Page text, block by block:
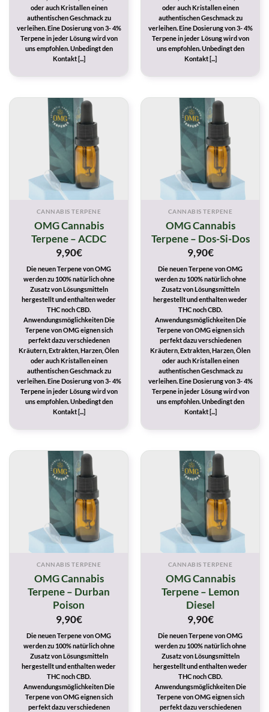
oder auch Kristallen einen
authentischen Geschmack zu
verleihen. Eine Dosierung von 3- 4%
Terpene in jeder Lösung wird von
uns empfohlen. Unbedingt den
Kontakt [...]
oder auch Kristallen einen
authentischen Geschmack zu
verleihen. Eine Dosierung von 3- 4%
Terpene in jeder Lösung wird von
uns empfohlen. Unbedingt den
Kontakt [...]
CANNABIS TERPENE
OMG Cannabis
Terpene – ACDC
9,90€
Die neuen Terpene von OMG
werden zu 100% natürlich ohne
Zusatz von Lösungsmitteln
hergestellt und enthalten weder
THC noch CBD.
Anwendungsmöglichkeiten Die
Terpene von OMG eignen sich
perfekt dazu verschiedenen
Kräutern, Extrakten, Harzen, Ölen
oder auch Kristallen einen
authentischen Geschmack zu
verleihen. Eine Dosierung von 3- 4%
Terpene in jeder Lösung wird von
uns empfohlen. Unbedingt den
Kontakt [...]
CANNABIS TERPENE
OMG Cannabis
Terpene – Dos-Si-Dos
9,90€
Die neuen Terpene von OMG
werden zu 100% natürlich ohne
Zusatz von Lösungsmitteln
hergestellt und enthalten weder
THC noch CBD.
Anwendungsmöglichkeiten Die
Terpene von OMG eignen sich
perfekt dazu verschiedenen
Kräutern, Extrakten, Harzen, Ölen
oder auch Kristallen einen
authentischen Geschmack zu
verleihen. Eine Dosierung von 3- 4%
Terpene in jeder Lösung wird von
uns empfohlen. Unbedingt den
Kontakt [...]
CANNABIS TERPENE
OMG Cannabis
Terpene – Durban
Poison
9,90€
Die neuen Terpene von OMG
werden zu 100% natürlich ohne
Zusatz von Lösungsmitteln
hergestellt und enthalten weder
THC noch CBD.
Anwendungsmöglichkeiten Die
Terpene von OMG eignen sich
perfekt dazu verschiedenen
CANNABIS TERPENE
OMG Cannabis
Terpene – Lemon
Diesel
9,90€
Die neuen Terpene von OMG
werden zu 100% natürlich ohne
Zusatz von Lösungsmitteln
hergestellt und enthalten weder
THC noch CBD.
Anwendungsmöglichkeiten Die
Terpene von OMG eignen sich
perfekt dazu verschiedenen